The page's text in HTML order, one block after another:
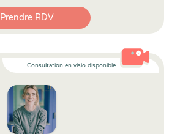
Prendre RDV
Consultation en visio disponible